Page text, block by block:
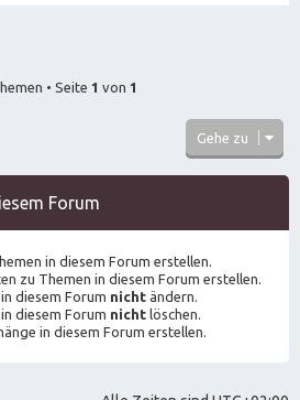
• Seite 1 von 1
Gehe zu
Forum
in diesem Forum erstellen.
zu Themen in diesem Forum erstellen.
diesem Forum nicht ändern.
diesem Forum nicht löschen.
in diesem Forum erstellen.